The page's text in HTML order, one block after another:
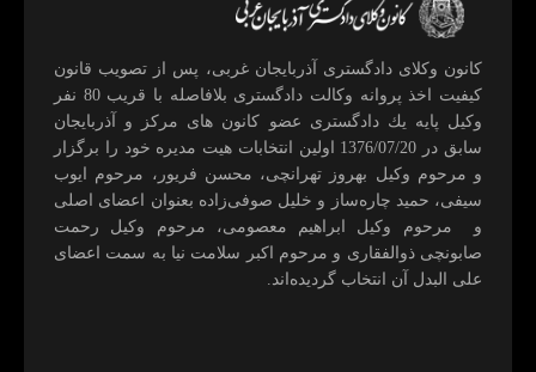
كانون وكلای دادگستری آذربايجان غربی، پس از تصويب قانون
كيفيت اخذ پروانه وكالت دادگستری بلافاصله با قريب 80 نفر
وكيل پايه يك دادگستری عضو كانون های مركز و آذربايجان
سابق در 1376/07/20 اولين انتخابات هيت مديره خود را برگزار
و مرحوم وکیل بهروز تهرانچی، محسن فريور، مرحوم ايوب
سيفی، حميد چاره‌ساز و خليل صوفی‌زاده بعنوان اعضای اصلی
و مرحوم وکیل ابراهيم معصومی، مرحوم وکیل رحمت
صابونچی ذوالفقاری و مرحوم اكبر سلامت نيا به سمت اعضای
علی البدل آن انتخاب گرديده‌اند.